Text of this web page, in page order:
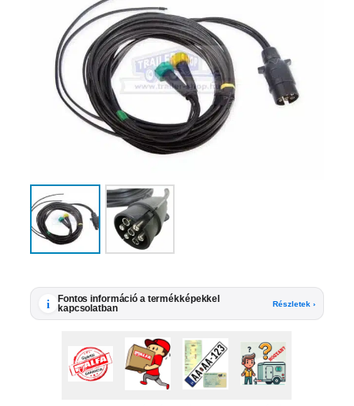
i
Fontos információ a termékképekkel
kapcsolatban
Részletek ›